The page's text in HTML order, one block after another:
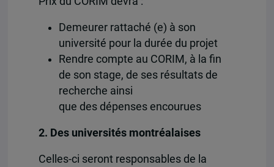
Demeurer rattaché (e) à son
université pour la durée du projet
Rendre compte au CORIM, à la fin
de son stage, de ses résultats de
recherche ainsi
que des dépenses encourues
2. Des universités montréalaises
Celles-ci seront responsables de la